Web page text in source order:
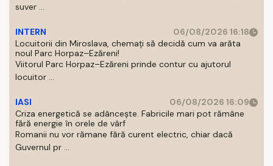
suver ...
INTERN
06/08/2026 16:18
Locuitorii din Miroslava, chemați să decidă cum va arăta
noul Parc Horpaz–Ezăreni!
Viitorul Parc Horpaz–Ezăreni prinde contur cu ajutorul
locuitor ...
IASI
06/08/2026 16:09
Criza energetică se adâncește. Fabricile mari pot rămâne
fără energie în orele de vârf
Romanii nu vor rămane fără curent electric, chiar dacă
Guvernul pr ...